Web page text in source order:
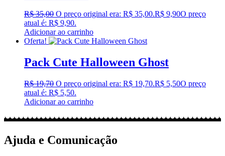
R$35,00 O preço original era: R$ 35,00.R$ 9,90O preço
atual é: R$ 9,90.
Adicionar ao carrinho
Oferta!
Pack Cute Halloween Ghost
R$19,70 O preço original era: R$ 19,70.R$ 5,50O preço
atual é: R$ 5,50.
Adicionar ao carrinho
Ajuda e Comunicação